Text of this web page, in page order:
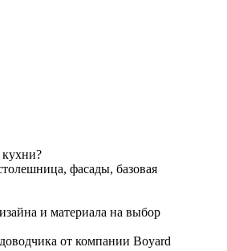
кухни?
фасады, базовая
и материала на выбор
от компании Boyard